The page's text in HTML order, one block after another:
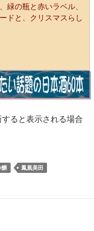
緑の瓶と赤いラベル、
ドと、クリスマスらし
ると表示される場合
醸 鳳凰美田